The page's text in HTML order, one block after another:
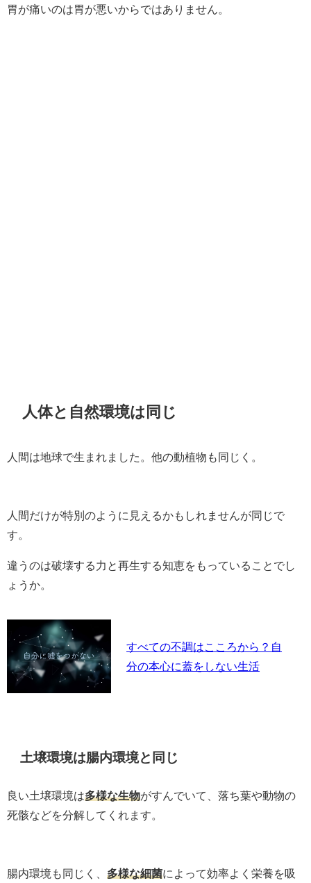
胃が痛いのは胃が悪いからではありません。
人体と自然環境は同じ
人間は地球で生まれました。他の動植物も同じく。
人間だけが特別のように見えるかもしれませんが同じで
す。
違うのは破壊する力と再生する知恵をもっていることでし
ょうか。
すべての不調はこころから？自
分の本心に蓋をしない生活
土壌環境は腸内環境と同じ
良い土壌環境は多様な生物がすんでいて、落ち葉や動物の
死骸などを分解してくれます。
腸内環境も同じく、 多様な細菌によって効率よく栄養を吸